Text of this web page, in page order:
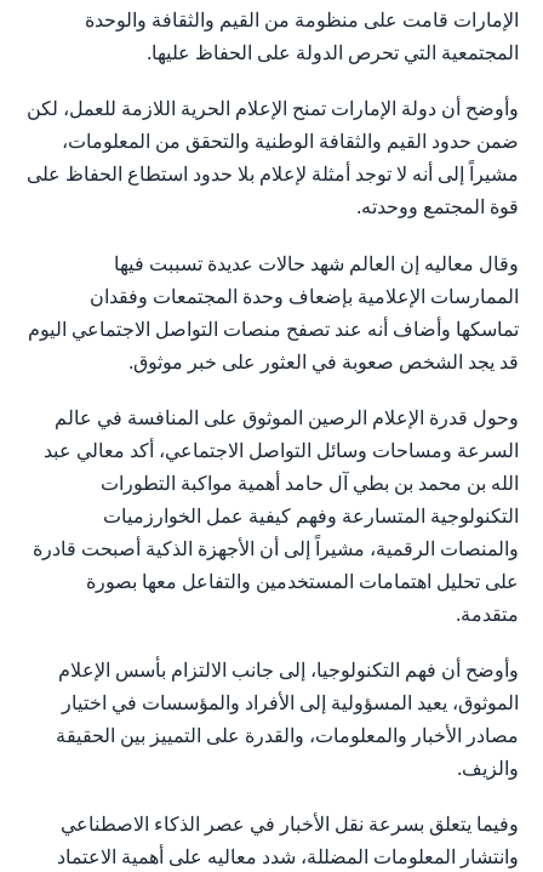
الإمارات قامت على منظومة من القيم والثقافة والوحدة
المجتمعية التي تحرص الدولة على الحفاظ عليها.
وأوضح أن دولة الإمارات تمنح الإعلام الحرية اللازمة للعمل، لكن
ضمن حدود القيم والثقافة الوطنية والتحقق من المعلومات،
مشيراً إلى أنه لا توجد أمثلة لإعلام بلا حدود استطاع الحفاظ على
قوة المجتمع ووحدته.
وقال معاليه إن العالم شهد حالات عديدة تسببت فيها
الممارسات الإعلامية بإضعاف وحدة المجتمعات وفقدان
تماسكها وأضاف أنه عند تصفح منصات التواصل الاجتماعي اليوم
قد يجد الشخص صعوبة في العثور على خبر موثوق.
وحول قدرة الإعلام الرصين الموثوق على المنافسة في عالم
السرعة ومساحات وسائل التواصل الاجتماعي، أكد معالي عبد
الله بن محمد بن بطي آل حامد أهمية مواكبة التطورات
التكنولوجية المتسارعة وفهم كيفية عمل الخوارزميات
والمنصات الرقمية، مشيراً إلى أن الأجهزة الذكية أصبحت قادرة
على تحليل اهتمامات المستخدمين والتفاعل معها بصورة
متقدمة.
وأوضح أن فهم التكنولوجيا، إلى جانب الالتزام بأسس الإعلام
الموثوق، يعيد المسؤولية إلى الأفراد والمؤسسات في اختيار
مصادر الأخبار والمعلومات، والقدرة على التمييز بين الحقيقة
والزيف.
وفيما يتعلق بسرعة نقل الأخبار في عصر الذكاء الاصطناعي
وانتشار المعلومات المضللة، شدد معاليه على أهمية الاعتماد